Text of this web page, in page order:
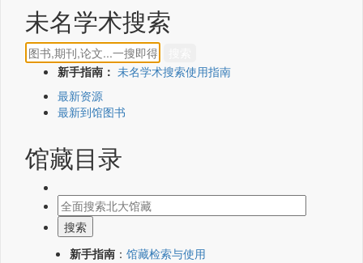
未名学术搜索
新手指南： 未名学术搜索使用指南
最新资源
最新到馆图书
馆藏目录
新手指南 ： 馆藏检索与使用